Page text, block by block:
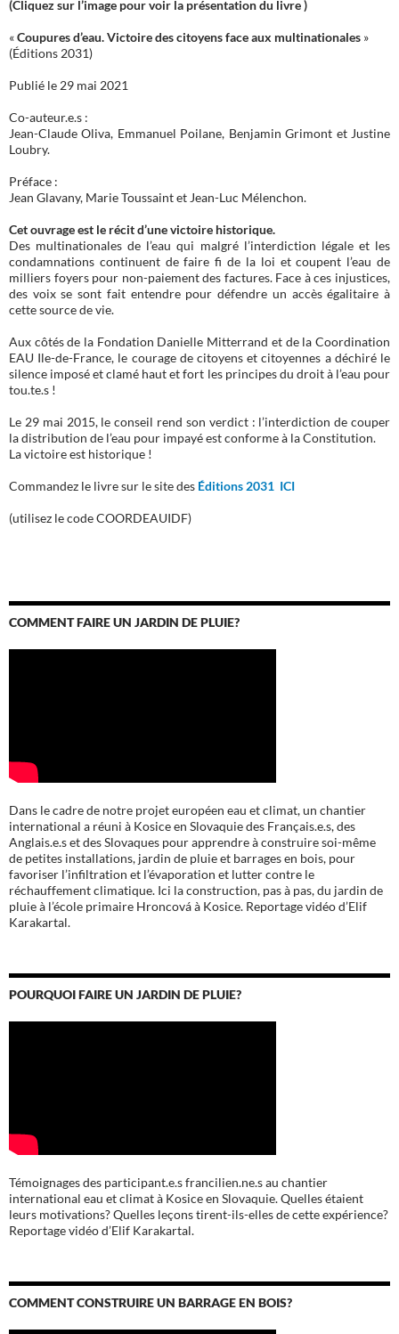
(Cliquez sur l’image pour voir la présentation du livre )
«Coupures d’eau. Victoire des citoyens face aux multinationales »
(Éditions 2031)
Publié le 29 mai 2021
Co-auteur.e.s :
Jean-Claude Oliva, Emmanuel Poilane, Benjamin Grimont et Justine
Loubry.
Préface :
Jean Glavany, Marie Toussaint et Jean-Luc Mélenchon.
Cet ouvrage est le récit d’une victoire historique.
Des multinationales de l’eau qui malgré l’interdiction légale et les
condamnations continuent de faire fi de la loi et coupent l’eau de
milliers foyers pour non-paiement des factures. Face à ces injustices,
des voix se sont fait entendre pour défendre un accès égalitaire à
cette source de vie.
Aux côtés de la Fondation Danielle Mitterrand et de la Coordination
EAU Ile-de-France, le courage de citoyens et citoyennes a déchiré le
silence imposé et clamé haut et fort les principes du droit à l’eau pour
tou.te.s !
Le 29 mai 2015, le conseil rend son verdict : l’interdiction de couper
la distribution de l’eau pour impayé est conforme à la Constitution.
La victoire est historique !
Commandez le livre sur le site des Éditions 2031 ICI
(utilisez le code COORDEAUIDF)
COMMENT FAIRE UN JARDIN DE PLUIE?
Dans le cadre de notre projet européen eau et climat, un chantier
international a réuni à Kosice en Slovaquie des Français.e.s, des
Anglais.e.s et des Slovaques pour apprendre à construire soi-même
de petites installations, jardin de pluie et barrages en bois, pour
favoriser l’infiltration et l’évaporation et lutter contre le
réchauffement climatique. Ici la construction, pas à pas, du jardin de
pluie à l’école primaire Hroncová à Kosice. Reportage vidéo d’Elif
Karakartal.
POURQUOI FAIRE UN JARDIN DE PLUIE?
Témoignages des participant.e.s francilien.ne.s au chantier
international eau et climat à Kosice en Slovaquie. Quelles étaient
leurs motivations? Quelles leçons tirent-ils-elles de cette expérience?
Reportage vidéo d’Elif Karakartal.
COMMENT CONSTRUIRE UN BARRAGE EN BOIS?